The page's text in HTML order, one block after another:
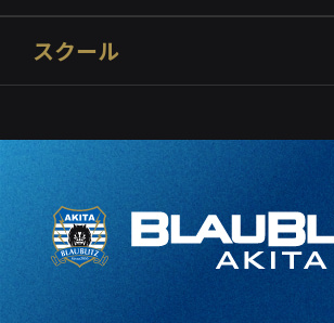
スクール